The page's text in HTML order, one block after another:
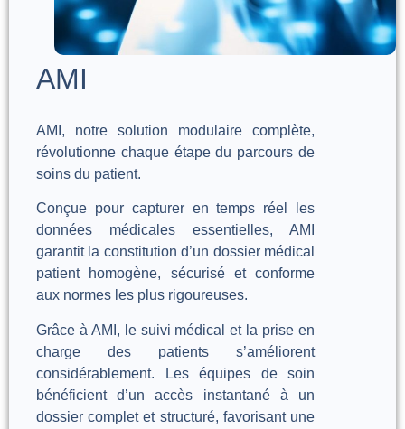
AMI
AMI, notre solution modulaire complète,
révolutionne chaque étape du parcours de
soins du patient.
Conçue pour capturer en temps réel les
données médicales essentielles, AMI
garantit la constitution d’un dossier médical
patient homogène, sécurisé et conforme
aux normes les plus rigoureuses.
Grâce à AMI, le suivi médical et la prise en
charge des patients s’améliorent
considérablement. Les équipes de soin
bénéficient d’un accès instantané à un
dossier complet et structuré, favorisant une